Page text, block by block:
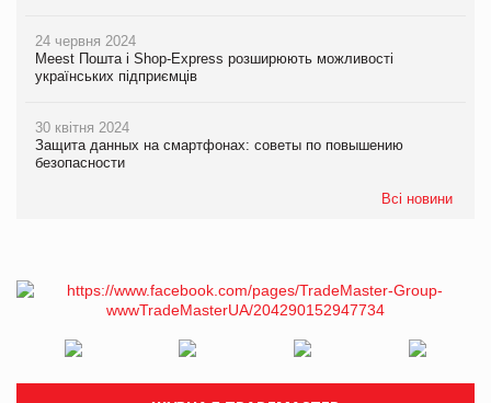
24 червня 2024
Meest Пошта і Shop-Express розширюють можливості
українських підприємців
30 квітня 2024
Защита данных на смартфонах: советы по повышению
безопасности
Всі новини